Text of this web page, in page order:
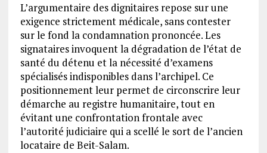
L’argumentaire des dignitaires repose sur une
exigence strictement médicale, sans contester
sur le fond la condamnation prononcée. Les
signataires invoquent la dégradation de l’état de
santé du détenu et la nécessité d’examens
spécialisés indisponibles dans l’archipel. Ce
positionnement leur permet de circonscrire leur
démarche au registre humanitaire, tout en
évitant une confrontation frontale avec
l’autorité judiciaire qui a scellé le sort de l’ancien
locataire de Beit-Salam.